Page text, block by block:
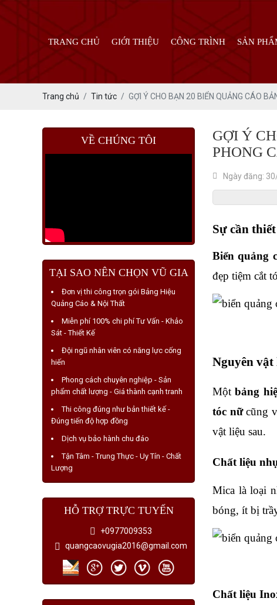
TRANG CHỦ GIỚI THIỆU CÔNG TRÌNH SẢN
Trang chủ Tin tức GỢI Ý CHO BẠN 20 BIỂN QUẢNG CÁO
VỀ CHÚNG TÔI
TẠI SAO NÊN CHỌN VŨ GIA
Đơn vị thi công trọn gói Bảng Hiệu
Quảng Cáo & Nội Thất
Miễn phí 100% chi phí Tư Vấn - Khảo
Sát - Thiết Kế
Đội ngũ nhân viên có năng lực cống
hiến
Phong cách chuyên nghiệp - Sản
phẩm chất lượng - Giá thành cạnh tranh
Thi công đúng như bản thiết kế -
Đúng tiến độ hợp đồng
Dịch vụ bảo hành chu đáo
Tận Tâm - Trung Thực - Uy Tín - Chất
Lượng
HỖ TRỢ TRỰC TUYẾN
+0977009353
quangcaovugia2016@gmail.com
GỢI Ý
PHONG
Ngày đăng:
Sự cần
Biển quảng
đẹp tiệm cắt
Nguyên
Một bảng
tóc nữ cũng
vật liệu sau.
Chất liệu
Mica là loại
bóng, ít bị
Chất liệu